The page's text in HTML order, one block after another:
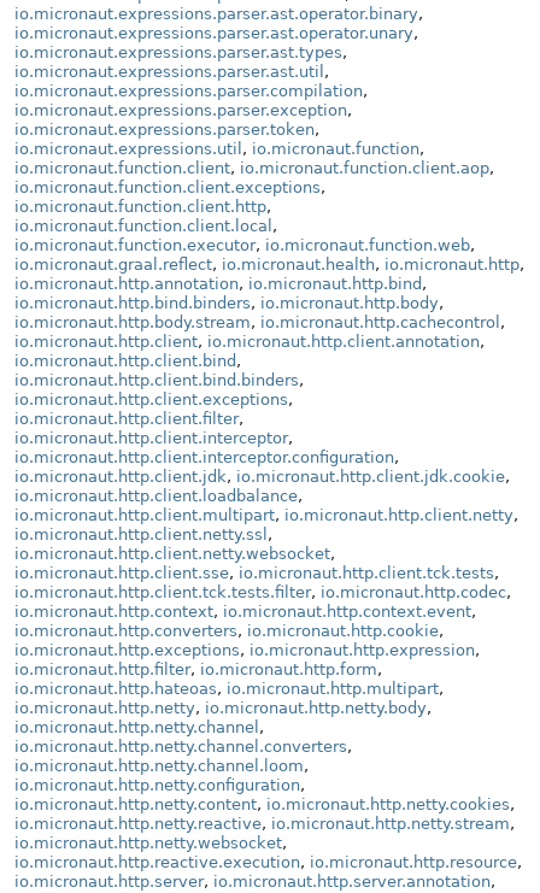
io.micronaut.expressions.parser.ast.operator.binary,
io.micronaut.expressions.parser.ast.operator.unary,
io.micronaut.expressions.parser.ast.types,
io.micronaut.expressions.parser.ast.util ,
io.micronaut.expressions.parser.compilation,
io.micronaut.expressions.parser.exception,
io.micronaut.expressions.parser.token,
io.micronaut.expressions.util , io.micronaut.function,
io.micronaut.function.client, io.micronaut.function.client.aop,
io.micronaut.function.client.exceptions,
io.micronaut.function.client.http,
io.micronaut.function.client.local ,
io.micronaut.function.executor, io.micronaut.function.web,
io.micronaut.graal.reflect, io.micronaut.health, io.micronaut.http,
io.micronaut.http.annotation, io.micronaut.http.bind ,
io.micronaut.http.bind.binders, io.micronaut.http.body,
io.micronaut.http.body.stream, io.micronaut.http.cachecontrol ,
io.micronaut.http.client, io.micronaut.http.client.annotation,
io.micronaut.http.client.bind ,
io.micronaut.http.client.bind.binders,
io.micronaut.http.client.exceptions,
io.micronaut.http.client.filter,
io.micronaut.http.client.interceptor,
io.micronaut.http.client.interceptor.configuration,
io.micronaut.http.client.jdk, io.micronaut.http.client.jdk.cookie,
io.micronaut.http.client.loadbalance,
io.micronaut.http.client.multipart, io.micronaut.http.client.netty,
io.micronaut.http.client.netty.ssl ,
io.micronaut.http.client.netty.websocket,
io.micronaut.http.client.sse, io.micronaut.http.client.tck.tests,
io.micronaut.http.client.tck.tests.filter, io.micronaut.http.codec,
io.micronaut.http.context, io.micronaut.http.context.event,
io.micronaut.http.converters, io.micronaut.http.cookie,
io.micronaut.http.exceptions, io.micronaut.http.expression,
io.micronaut.http.filter, io.micronaut.http.form,
io.micronaut.http.hateoas, io.micronaut.http.multipart,
io.micronaut.http.netty, io.micronaut.http.netty.body,
io.micronaut.http.netty.channel ,
io.micronaut.http.netty.channel.converters,
io.micronaut.http.netty.channel.loom,
io.micronaut.http.netty.configuration,
io.micronaut.http.netty.content, io.micronaut.http.netty.cookies,
io.micronaut.http.netty.reactive, io.micronaut.http.netty.stream,
io.micronaut.http.netty.websocket,
io.micronaut.http.reactive.execution, io.micronaut.http.resource,
io.micronaut.http.server, io.micronaut.http.server.annotation,